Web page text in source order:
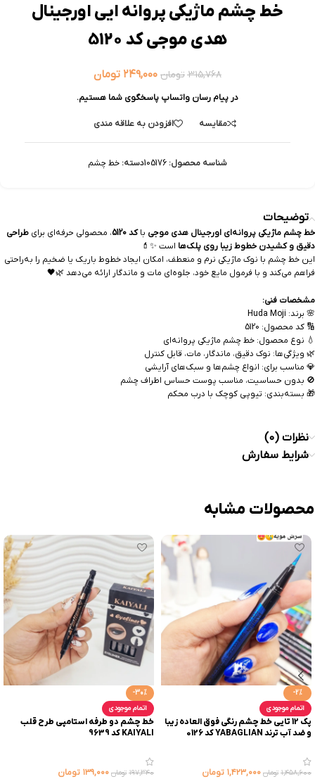
خط چشم ماژیکی پروانه ایی اورجینال
هدى موجی کد 5120
۳۱۵,۷۶۸ تومان ۲۴۹,۰۰۰ تومان
در پیام رسان واتساپ پاسخگوی شما هستیم.
مقایسه افزودن به علاقه مندی
شناسه محصول: 105176دسته: خط چشم
توضیحات
خط چشم ماژیکی پروانه‌ای اورجینال هدی موجی باکد 5120 ، محصولی حرفه‌ای برای طراحی
دقیق و کشیدن خطوط زیبا روی پلک‌ها است ✨💄
این خط چشم با نوک ماژیکی نرم و منعطف، امکان ایجاد خطوط باریک یا ضخیم را به‌راحتی
فراهم می‌کند و با فرمول مایع خود، جلوه‌ای مات و ماندگار ارائه می‌دهد 🌿🖤
مشخصات فنی:
🌸 برند: Huda Moji
🔢 کد محصول: 5120
💧 نوع محصول: خط چشم ماژیکی پروانه‌ای
🌿 ویژگی‌ها: نوک دقیق، ماندگار، مات، قابل کنترل
💎 مناسب برای: انواع چشم‌ها و سبک‌های آرایشی
🚫 بدون حساسیت، مناسب پوست حساس اطراف چشم
🎁 بسته‌بندی: تیوپی کوچک با درب محکم
نظرات (0)
شرایط سفارش
محصولات مشابه
-2%
اتمام موجودی
پک 12 تایی خط چشم رنگی فوق العاده زیبا
و ضد آب ترند YABAGLIAN کد 0126
۱,۴۵۸,۶۰۰ تومان ۱,۴۲۳,۰۰۰ تومان
-30%
اتمام موجودی
خط چشم دو طرفه استامپی طرح قلب
KAIYALI کد 9639
۱۹۷,۳۴۰ تومان ۱۳۹,۰۰۰ تومان